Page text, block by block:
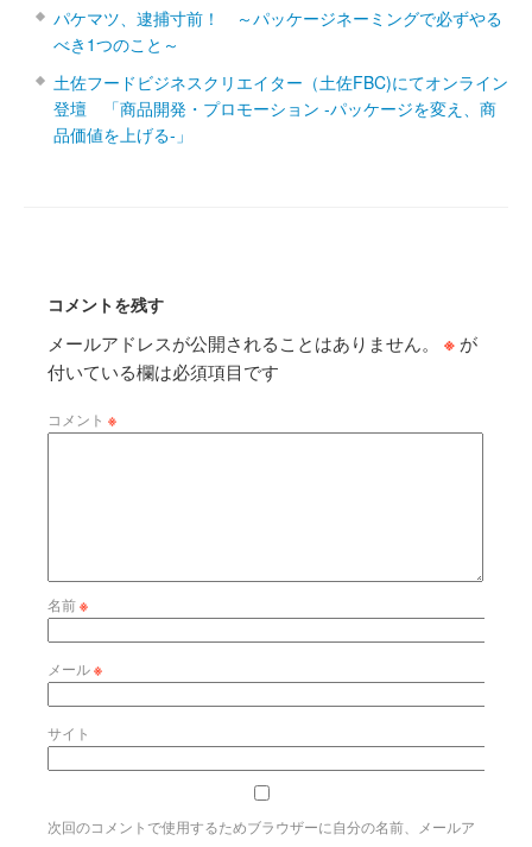
パケマツ、逮捕寸前！ ～パッケージネーミングで必ずやる
べき1つのこと～
土佐フードビジネスクリエイター（土佐FBC)にてオンライン
登壇 「商品開発・プロモーション ‐パッケージを変え、商
品価値を上げる‐」
コメントを残す
メールアドレスが公開されることはありません。 ※ が
付いている欄は必須項目です
コメント ※
名前※
メール※
サイト
次回のコメントで使用するためブラウザーに自分の名前、メールア